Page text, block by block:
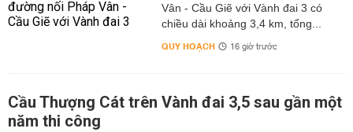
Vân - Cầu Giẽ với Vành đai 3 có
chiều dài khoảng 3,4 km, tổng...
QUY HOẠCH 16 giờ trước
Cầu Thượng Cát trên Vành đai 3,5 sau gần một
năm thi công